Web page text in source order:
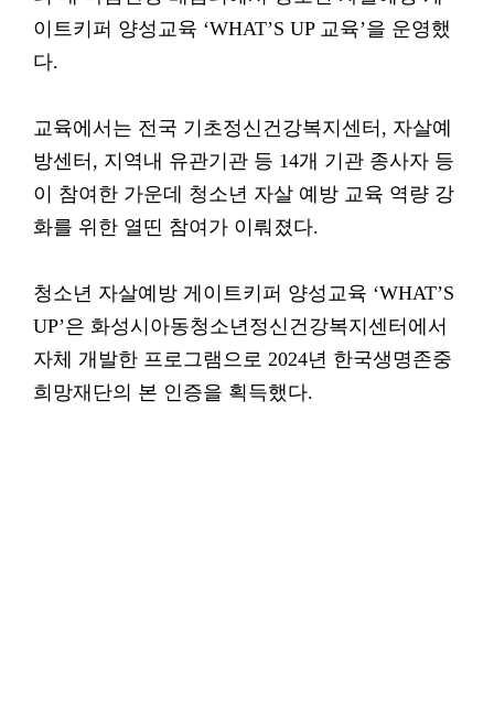
이트키퍼 양성교육 ‘WHAT’S UP 교육’을 운영했
다.
교육에서는 전국 기초정신건강복지센터, 자살예
방센터, 지역내 유관기관 등 14개 기관 종사자 등
이 참여한 가운데 청소년 자살 예방 교육 역량 강
화를 위한 열띤 참여가 이뤄졌다.
청소년 자살예방 게이트키퍼 양성교육 ‘WHAT’S
UP’은 화성시아동청소년정신건강복지센터에서
자체 개발한 프로그램으로 2024년 한국생명존중
희망재단의 본 인증을 획득했다.